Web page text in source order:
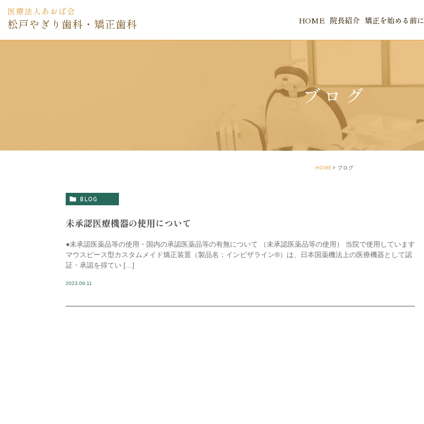
HOME 院長紹介 矯正を始める前に
ブログ
HOME ブログ
BLOG
未承認医療機器の使用について
●未承認医薬品等の使用・国内の承認医薬品等の有無について （未承認医薬品等の使用） 当院で使用しています
マウスピース型カスタムメイド矯正装置（製品名：インビザライン®）は、日本国薬機法上の医療機器として認
証・承認を得てい […]
2023.09.11